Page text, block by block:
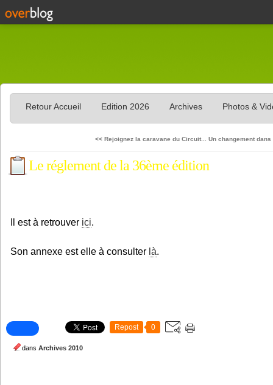
Retour Accueil Edition 2026 Archives Photos &
<< Rejoignez la caravane du Circuit... Un changement
Le réglement de la 36ème édition
Il est à retrouver ici.
Son annexe est elle à consulter là.
Repost 0
dans Archives 2010